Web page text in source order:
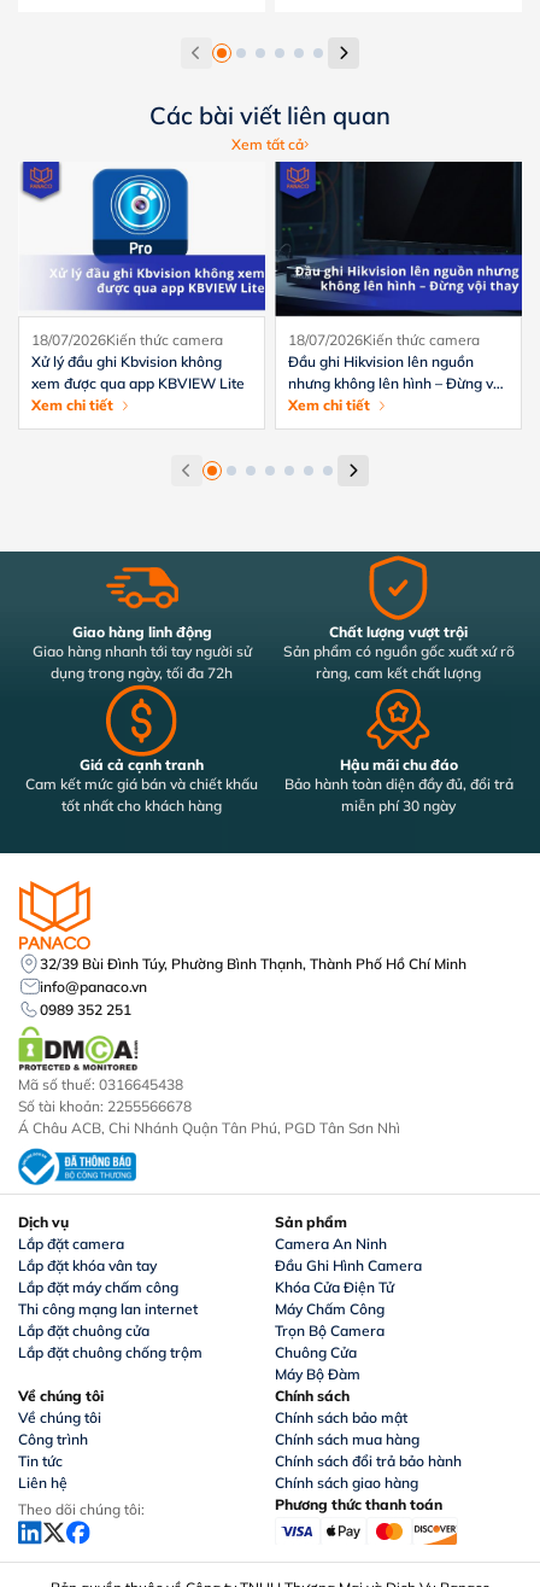
Các bài viết liên quan
Xem tất cả
18/07/2026Kiến thức camera
Xử lý đầu ghi Kbvision không
xem được qua app KBVIEW Lite
Xem chi tiết
18/07/2026Kiến thức camera
Đầu ghi Hikvision lên nguồn
nhưng không lên hình – Đừng vội
thay
Xem chi tiết
Giao hàng linh động
Giao hàng nhanh tới tay người sử
dụng trong ngày, tối đa 72h
Chất lượng vượt trội
Sản phẩm có nguồn gốc xuất xứ rõ
ràng, cam kết chất lượng
Giá cả cạnh tranh
Cam kết mức giá bán và chiết khấu
tốt nhất cho khách hàng
Hậu mãi chu đáo
Bảo hành toàn diện đầy đủ, đổi trả
miễn phí 30 ngày
Về chúng tôi
Về chúng tôi
Công trình
Tin tức
Liên hệ
Theo dõi chúng tôi:
Dịch vụ
Lắp đặt camera
Lắp đặt khóa vân tay
Lắp đặt máy chấm công
Thi công mạng lan internet
Lắp đặt chuông cửa
Lắp đặt chuông chống trộm
Sản phẩm
Camera An Ninh
Đầu Ghi Hình Camera
Khóa Cửa Điện Tử
Máy Chấm Công
Trọn Bộ Camera
Chuông Cửa
Máy Bộ Đàm
Chính sách
Chính sách bảo mật
Chính sách mua hàng
Chính sách đổi trả bảo hành
Chính sách giao hàng
Phương thức thanh toán
32/39 Bùi Đình Túy, Phường Bình Thạnh, Thành Phố Hồ Chí Minh
info@panaco.vn
0989 352 251
Mã số thuế: 0316645438
Số tài khoản: 2255566678
Á Châu ACB, Chi Nhánh Quận Tân Phú, PGD Tân Sơn Nhì